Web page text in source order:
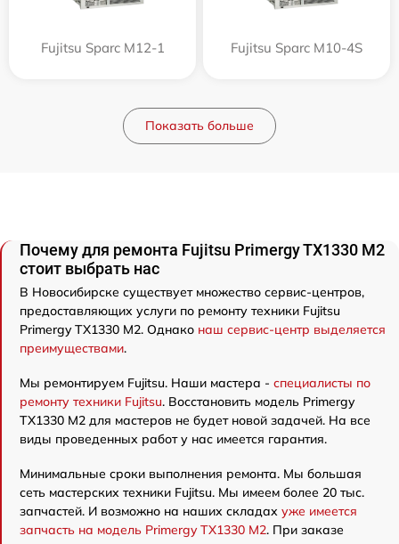
Fujitsu Sparc M12-1 Fujitsu Sparc M10-4S
Показать больше
Почему для ремонта Fujitsu Primergy TX1330 M2
стоит выбрать нас
В Новосибирске существует множество сервис-центров,
предоставляющих услуги по ремонту техники Fujitsu
Primergy TX1330 M2. Однако наш сервис-центр выделяется
преимуществами.
Мы ремонтируем Fujitsu. Наши мастера - специалисты по
ремонту техники Fujitsu. Восстановить модель Primergy
TX1330 M2 для мастеров не будет новой задачей. На все
виды проведенных работ у нас имеется гарантия.
Минимальные сроки выполнения ремонта. Мы большая
сеть мастерских техники Fujitsu. Мы имеем более 20 тыс.
запчастей. И возможно на наших складах уже имеется
запчасть на модель Primergy TX1330 M2. При заказе